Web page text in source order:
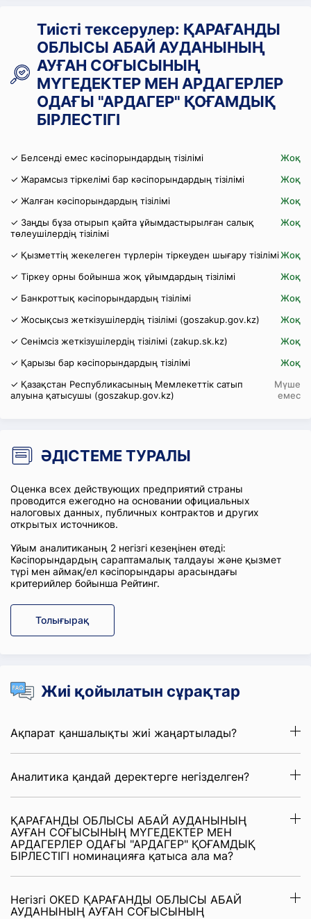
Тиісті тексерулер: ҚАРАҒАНДЫ
ОБЛЫСЫ АБАЙ АУДАНЫНЫҢ
АУҒАН СОҒЫСЫНЫҢ
МҮГЕДЕКТЕР МЕН АРДАГЕРЛЕР
ОДАҒЫ "АРДАГЕР" ҚОҒАМДЫҚ
БІРЛЕСТІГІ
✓ Белсенді емес кәсіпорындардың тізілімі
Жоқ
✓ Жарамсыз тіркелімі бар кәсіпорындардың тізілімі
Жоқ
✓ Жалған кәсіпорындардың тізілімі
Жоқ
✓ Заңды бұза отырып қайта ұйымдастырылған салық
төлеушілердің тізілімі
Жоқ
✓ Қызметтің жекелеген түрлерін тіркеуден шығару тізіліміЖоқ
✓ Тіркеу орны бойынша жоқ ұйымдардың тізілімі
Жоқ
✓ Банкроттық кәсіпорындардың тізілімі
Жоқ
✓ Жосықсыз жеткізушілердің тізілімі (goszakup.gov.kz)
Жоқ
✓ Сенімсіз жеткізушілердің тізілімі (zakup.sk.kz)
Жоқ
✓ Қарызы бар кәсіпорындардың тізілімі
Жоқ
✓ Қазақстан Республикасының Мемлекеттік сатып
алуына қатысушы (goszakup.gov.kz)
Мүше
емес
ӘДІСТЕМЕ ТУРАЛЫ
Оценка всех действующих предприятий страны
проводится ежегодно на основании официальных
налоговых данных, публичных контрактов и других
открытых источников.
Ұйым аналитиканың 2 негізгі кезеңінен өтеді:
Кәсіпорындардың сараптамалық талдауы және қызмет
түрі мен аймақ/ел кәсіпорындары арасындағы
критерийлер бойынша Рейтинг.
Толығырақ
Жиі қойылатын сұрақтар
Ақпарат қаншалықты жиі жаңартылады?
Аналитика қандай деректерге негізделген?
ҚАРАҒАНДЫ ОБЛЫСЫ АБАЙ АУДАНЫНЫҢ
АУҒАН СОҒЫСЫНЫҢ МҮГЕДЕКТЕР МЕН
АРДАГЕРЛЕР ОДАҒЫ "АРДАГЕР" ҚОҒАМДЫҚ
БІРЛЕСТІГІ номинацияға қатыса ала ма?
Негізгі OKED ҚАРАҒАНДЫ ОБЛЫСЫ АБАЙ
АУДАНЫНЫҢ АУҒАН СОҒЫСЫНЫҢ